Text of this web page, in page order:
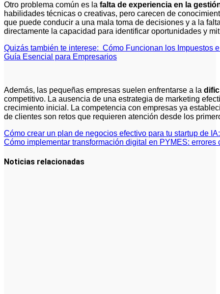
Otro problema común es la falta de experiencia en la
habilidades técnicas o creativas, pero carecen de
que puede conducir a una mala toma de decisiones y a la
directamente la capacidad para identificar oportunidades y
Quizás también te interese: Cómo Funcionan los Impuestos
Guía Esencial para Empresarios
Además, las pequeñas empresas suelen enfrentarse a la
competitivo. La ausencia de una estrategia de marketing
crecimiento inicial. La competencia con empresas ya
de clientes son retos que requieren atención desde los
Navegación
de
entradas
Cómo crear un plan de negocios efectivo para tu startup de
Cómo implementar transformación digital en PYMES:
Noticias relacionadas